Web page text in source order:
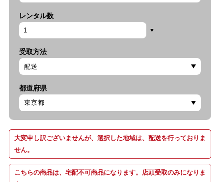
レンタル数
受取方法
都道府県
大変申し訳ございませんが、選択した地域は、配送を行っておりま
せん。
こちらの商品は、宅配不可商品になります。店頭受取のみになりま